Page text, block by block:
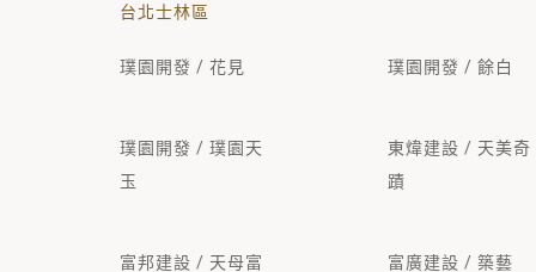
台北士林區
璞園開發 / 花見 璞園開發 / 餘白
璞園開發 / 璞園天
玉
東煒建設 / 天美奇
蹟
富邦建設 / 天母富
富廣建設 / 築藝